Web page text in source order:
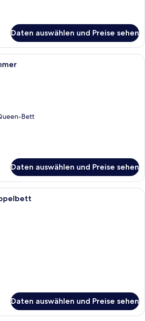
Daten auswählen und Preise sehen
Familien-Vierbettzimmer |
Bett
Daten auswählen und Preise sehen
Junior-Zimmer, 1 Doppelbett |
Daten auswählen und Preise sehen